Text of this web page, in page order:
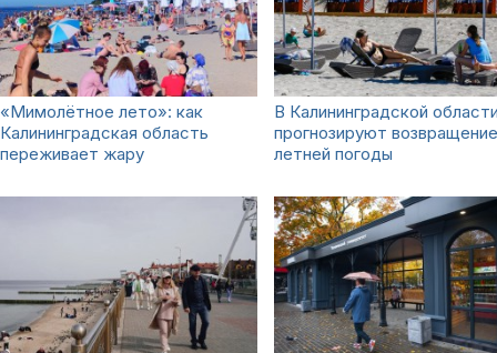
«Мимолётное лето»: как
Калининградская область
переживает жару
В Калининградской
прогнозируют возвращение
летней погоды